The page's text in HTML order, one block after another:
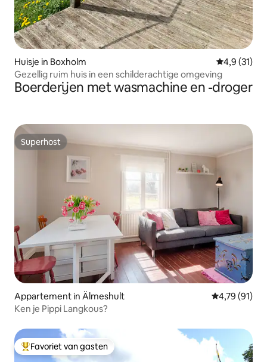
Huisje in Boxholm
4,9 (31)
Gezellig ruim huis in een schilderachtige omgeving
Boerderijen met wasmachine en -droger
Superhost
Superhost
Appartement in Älmeshult Gemiddelde
4,79 (91)
Ken je Pippi Langkous?
Topfavoriet van gasten
Favoriet van gasten